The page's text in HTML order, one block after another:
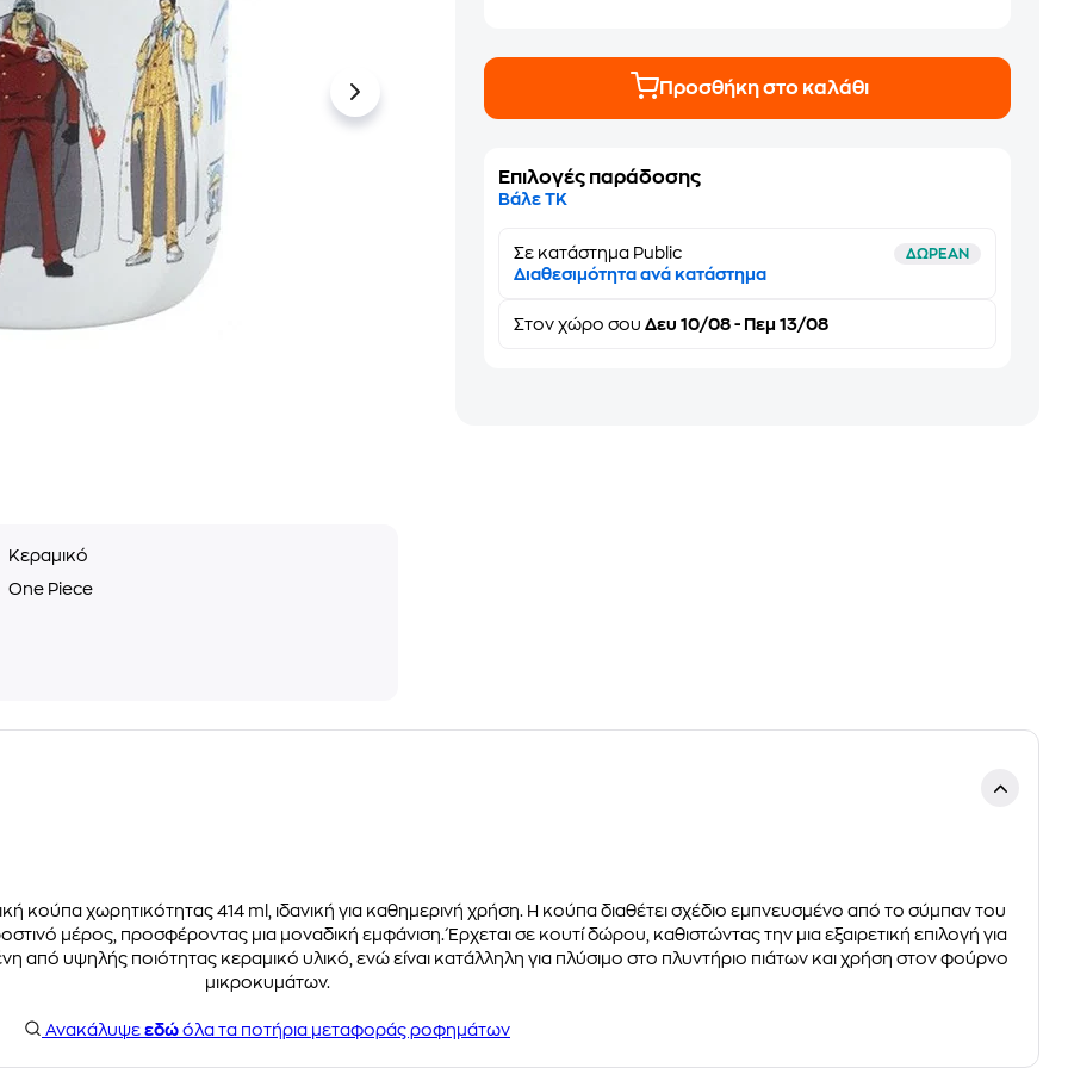
Κεραμικό
One Piece
Προσθήκη στο καλάθι
Επιλογές παράδοσης
Βάλε ΤΚ
Σε κατάστημα Public ΔΩΡΕΑΝ
Διαθεσιμότητα ανά κατάστημα
Στονχώρο σου Δευ 10/08 - Πεμ 13/08
κούπα χωρητικότητας 414 ml, ιδανική για καθημερινή χρήση. Η κούπα διαθέτει σχέδιο εμπνευσμένο από το σύμπαν του
μέρος, προσφέροντας μια μοναδική εμφάνιση. Έρχεται σε κουτί δώρου, καθιστώντας την μια εξαιρετική επιλογή για
υψηλής ποιότητας κεραμικό υλικό, ενώ είναι κατάλληλη για πλύσιμο στο πλυντήριο πιάτων και χρήση στον φούρνο
μικροκυμάτων.
Ανακάλυψε εδώ όλα τα ποτήρια μεταφοράς ροφημάτων